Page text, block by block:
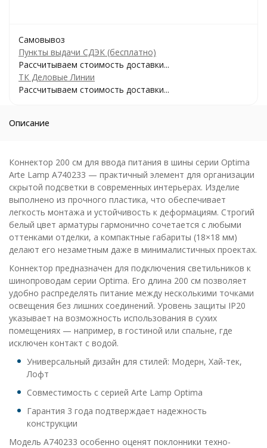
Самовывоз
Пункты выдачи СДЭК (бесплатно)
Рассчитываем стоимость доставки...
ТК Деловые Линии
Рассчитываем стоимость доставки...
Описание
Коннектор 200 см для ввода питания в шины серии Optima
Arte Lamp A740233 — практичный элемент для организации
скрытой подсветки в современных интерьерах. Изделие
выполнено из прочного пластика, что обеспечивает
легкость монтажа и устойчивость к деформациям. Строгий
белый цвет арматуры гармонично сочетается с любыми
оттенками отделки, а компактные габариты (18×18 мм)
делают его незаметным даже в минималистичных проектах.
Коннектор предназначен для подключения светильников к
шинопроводам серии Optima. Его длина 200 см позволяет
удобно распределять питание между несколькими точками
освещения без лишних соединений. Уровень защиты IP20
указывает на возможность использования в сухих
помещениях — например, в гостиной или спальне, где
исключен контакт с водой.
Универсальный дизайн для стилей: Модерн, Хай-тек,
Лофт
Совместимость с серией Arte Lamp Optima
Гарантия 3 года подтверждает надежность
конструкции
Модель A740233 особенно оценят поклонники техно-